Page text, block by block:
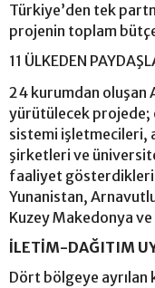
Türkiye’den tek
projenin toplam
11 ÜLKEDEN
24 kurumdan oluşan
yürütülecek projede;
sistemi işletmecileri,
şirketleri ve
faaliyet gösterdikleri
Yunanistan,
Kuzey Makedonya ve
İLETİM-DAĞITIM
Dört bölgeye ayrılan